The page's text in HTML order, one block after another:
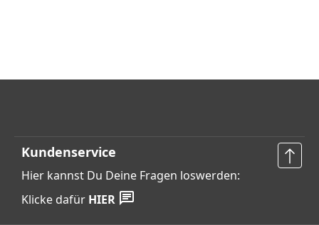
Kundenservice
Hier kannst Du Deine Fragen loswerden:
Klicke dafür HIER